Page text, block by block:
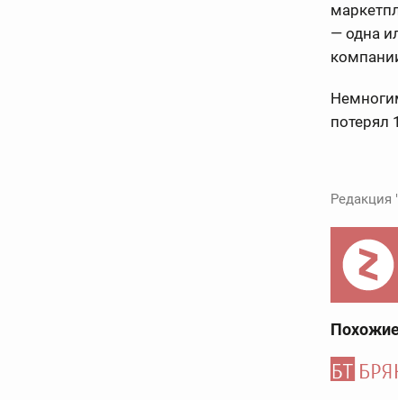
— одна
потерял
Редакция